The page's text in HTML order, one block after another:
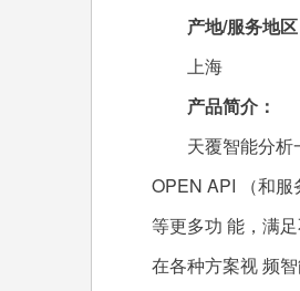
产地/服务地区
上海
产品简介：
天覆智能分析一
OPEN API （和
等更多功 能，满
在各种方案视 频智